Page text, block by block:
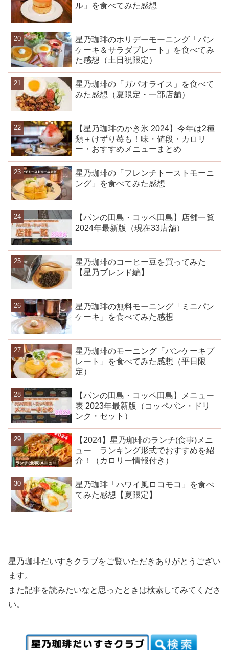
ル」を食べてみた感想
星乃珈琲のホリデーモーニング「パン
ケーキ＆サラダプレート」を食べてみ
た感想（土日祝限定）
星乃珈琲の「ガパオライス」を食べて
みた感想（夏限定・一部店舗）
【星乃珈琲のかき氷 2024】今年は2種
類＋けずり苺も！味・値段・カロリ
ー・おすすめメニューまとめ
星乃珈琲の「フレンチトーストモーニ
ング」を食べてみた感想
【パンの田島・コッペ田島】店舗一覧
2024年最新版（現在33店舗）
星乃珈琲のコーヒー豆を買ってみた
【星乃ブレンド編】
星乃珈琲の無料モーニング「ミニパン
ケーキ」を食べてみた感想
星乃珈琲のモーニング「パンケーキプ
レート」を食べてみた感想（平日限
定）
【パンの田島・コッペ田島】メニュー
表 2023年最新版（コッペパン・ドリ
ンク・セット）
【2024】星乃珈琲のランチ(食事)メニ
ュー ランキング形式でおすすめを紹
介！（カロリー情報付き）
星乃珈琲「ハワイ風ロコモコ」を食べ
てみた感想【夏限定】
星乃珈琲だいすきクラブをご覧いただきありがとうござい
ます。
また記事を読みたいなと思ったときは検索してみてくださ
い。